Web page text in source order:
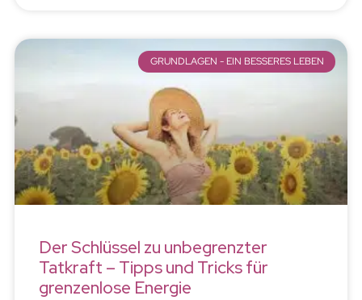
GRUNDLAGEN - EIN BESSERES LEBEN
Der Schlüssel zu unbegrenzter
Tatkraft – Tipps und Tricks für
grenzenlose Energie